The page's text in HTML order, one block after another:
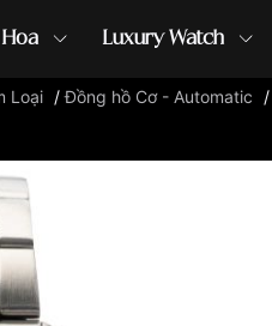
Luxury Watch
đồng hồ G-Shock đồng hồ Orient
Loại /Đồng hồ Cơ - Automatic /